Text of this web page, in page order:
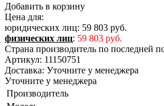
Добавить в корзину
Цена для:
юридических лиц: 59 803 руб.
физических лиц: 59 803 руб.
Страна производитель по последней
Артикул: 11150751
Доставка: Уточните у менеджера
Уточните у менеджера
Производитель